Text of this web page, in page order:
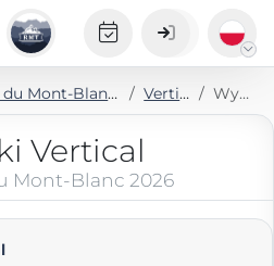
Mont-Blanc 2026 Vertical Wyniki
Vertical
Mont-Blanc 2026